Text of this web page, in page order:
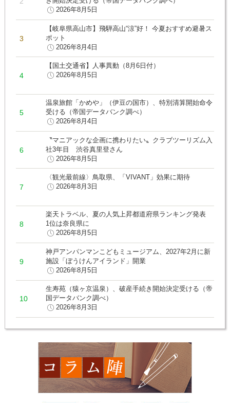
2026年8月5日
【岐阜県高山市】飛騨高山“涼”好！ 今夏おすすめ避暑ス
ポット
2026年8月4日
【国土交通省】人事異動（8月6日付）
2026年8月5日
温泉旅館「かめや」（伊豆の国市）、特別清算開始命令
受ける（帝国データバンク調べ）
2026年8月4日
〝マニアックな企画に携わりたい〟クラブツーリズム入
社3年目 渋谷真里登さん
2026年8月5日
〈観光最前線〉鳥取県、「VIVANT」効果に期待
2026年8月3日
楽天トラベル、夏の人気上昇都道府県ランキング発表
1位は奈良県に
2026年8月5日
神戸アンパンマンこどもミュージアム、2027年2月に新
施設「ぼうけんアイランド」開業
2026年8月5日
生寿苑（猿ヶ京温泉）、破産手続き開始決定受ける（帝
国データバンク調べ）
2026年8月3日